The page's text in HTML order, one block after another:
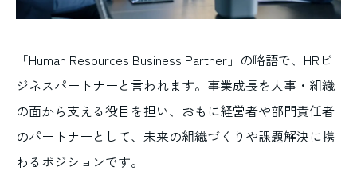
「Human Resources Business Partner」の略語で、HRビ
ジネスパートナーと言われます。事業成長を人事・組織
の面から支える役目を担い、おもに経営者や部門責任者
のパートナーとして、未来の組織づくりや課題解決に携
わるポジションです。